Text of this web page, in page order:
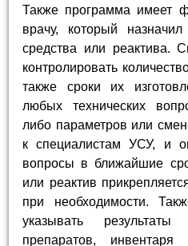
Также программа имеет
врачу, который
средства или реактива.
контролировать
также сроки их
любых технических
либо параметров или
к специалистам УСУ, и
вопросы в ближайшие
или реактив
при необходимости.
указывать результаты
препаратов, инвентаря